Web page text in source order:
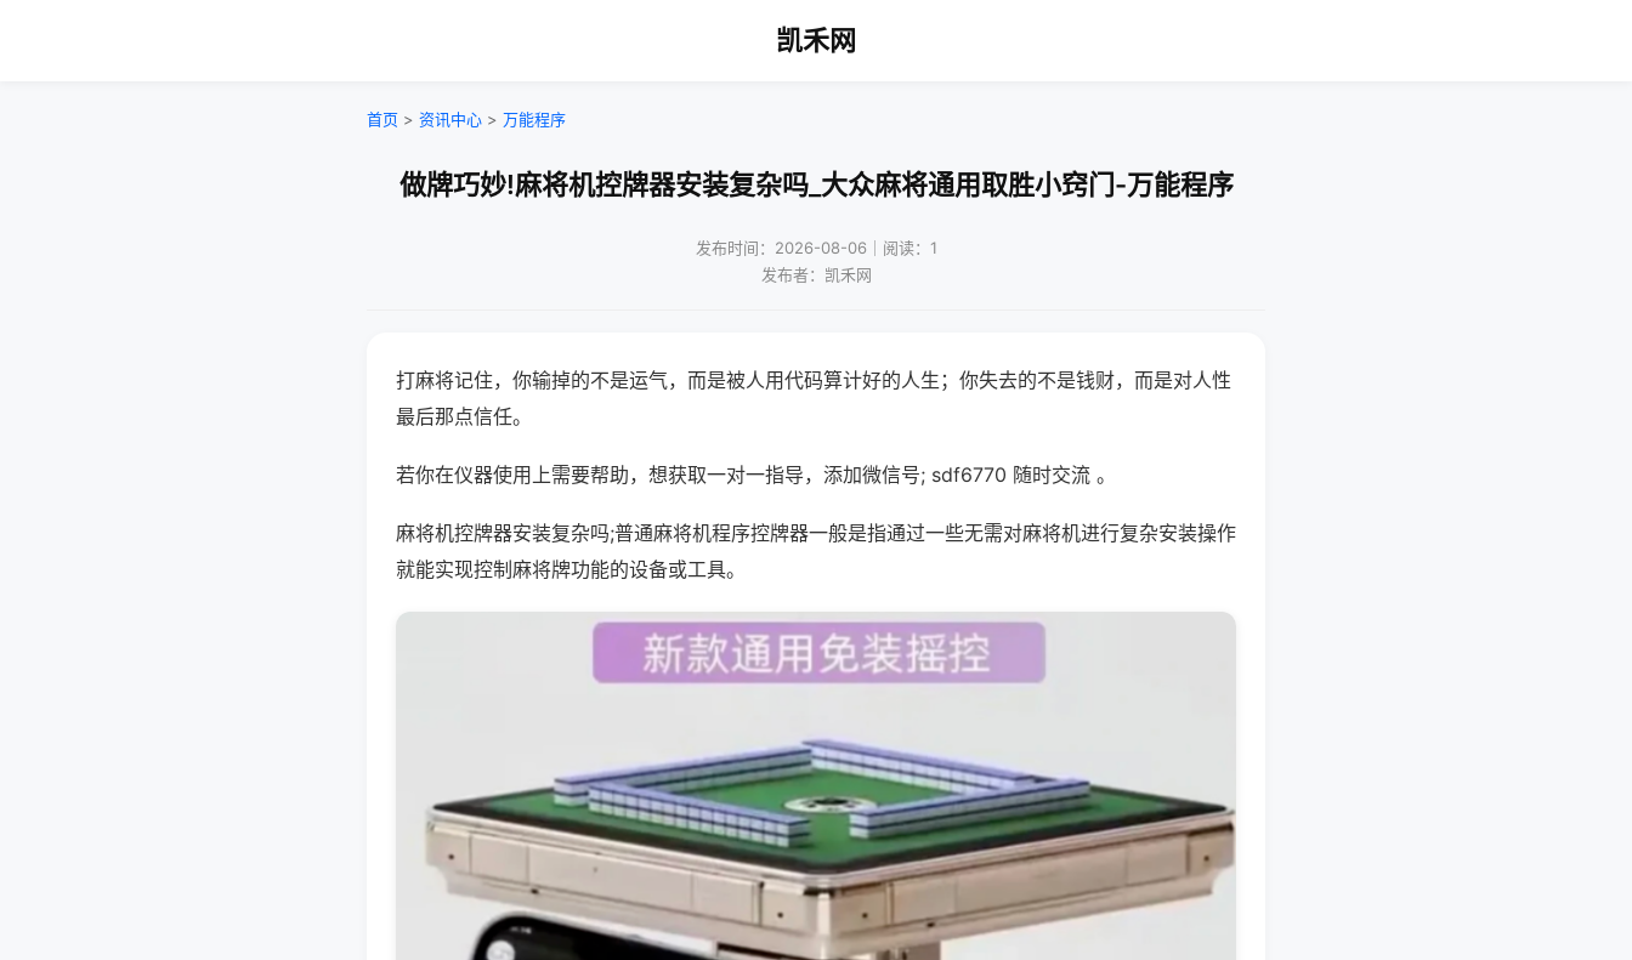
凯禾网
首页 > 资讯中心 > 万能程序
做牌巧妙!麻将机控牌器安装复杂吗_大众麻将通用取胜小窍门-万能程序
发布时间：2026-08-06｜阅读：1
发布者：凯禾网
打麻将记住，你输掉的不是运气，而是被人用代码算计好的人生；你失去的不是钱财，而是对人性
最后那点信任。
若你在仪器使用上需要帮助，想获取一对一指导，添加微信号; sdf6770 随时交流 。
麻将机控牌器安装复杂吗;普通麻将机程序控牌器一般是指通过一些无需对麻将机进行复杂安装操作
就能实现控制麻将牌功能的设备或工具。